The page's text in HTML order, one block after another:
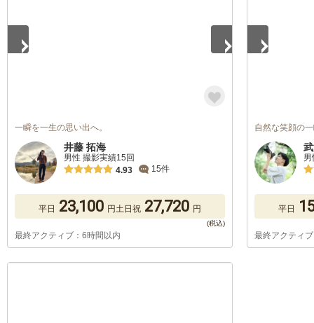
一瞬を一生の思い出へ。
井藤 拓海
男性 撮影実績15回
4.93
15件
平日 23,100 円土日祝 27,720 円
最終アクティブ：6時間以内
自然な笑顔の
男
平日
最終アクティ